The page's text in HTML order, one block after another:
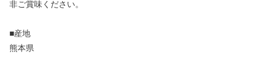
非ご賞味ください。
■産地
熊本県